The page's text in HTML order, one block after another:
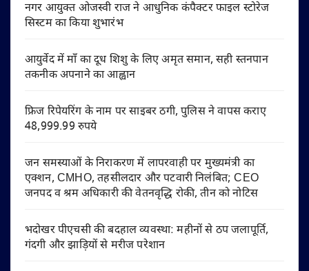
नगर आयुक्त ओजस्वी राज ने आधुनिक कंपैक्टर फाइल स्टोरेज
सिस्टम का किया शुभारंभ
आयुर्वेद में माँ का दूध शिशु के लिए अमृत समान, सही स्तनपान
तकनीक अपनाने का आह्वान
फ्रिज रिपेयरिंग के नाम पर साइबर ठगी, पुलिस ने वापस कराए
48,999.99 रुपये
जन समस्याओं के निराकरण में लापरवाही पर मुख्यमंत्री का
एक्शन, CMHO, तहसीलदार और पटवारी निलंबित; CEO
जनपद व श्रम अधिकारी की वेतनवृद्धि रोकी, तीन को नोटिस
भदोखर पीएचसी की बदहाल व्यवस्था: महीनों से ठप जलापूर्ति,
गंदगी और झाड़ियों से मरीज परेशान